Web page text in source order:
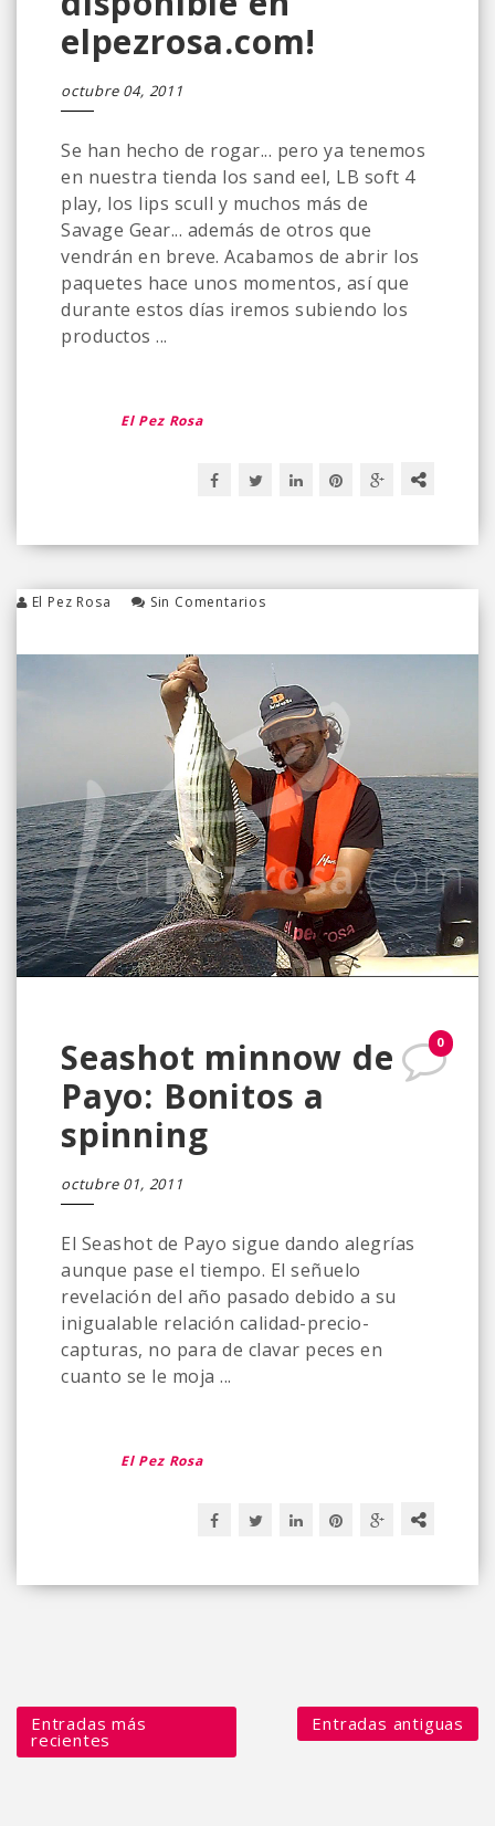
elpezrosa.com!
octubre 04, 2011
Se han hecho de rogar... pero ya tenemos
en nuestra tienda los sand eel, LB soft 4
play, los lips scull y muchos más de
Savage Gear... además de otros que
vendrán en breve. Acabamos de abrir los
paquetes hace unos momentos, así que
durante estos días iremos subiendo los
productos ...
El Pez Rosa
El Pez Rosa Sin Comentarios
0
Seashot minnow de
Payo: Bonitos a
spinning
octubre 01, 2011
El Seashot de Payo sigue dando alegrías
aunque pase el tiempo. El señuelo
revelación del año pasado debido a su
inigualable relación calidad-precio-
capturas, no para de clavar peces en
cuanto se le moja ...
El Pez Rosa
Entradas más
recientes
Entradas antiguas